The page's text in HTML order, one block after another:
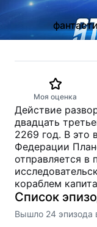
Моя оценка
Действие
двадцать
2269 год. В это
Федерации
отправляется в
кораблем
Список
Вышло 24 эпизода